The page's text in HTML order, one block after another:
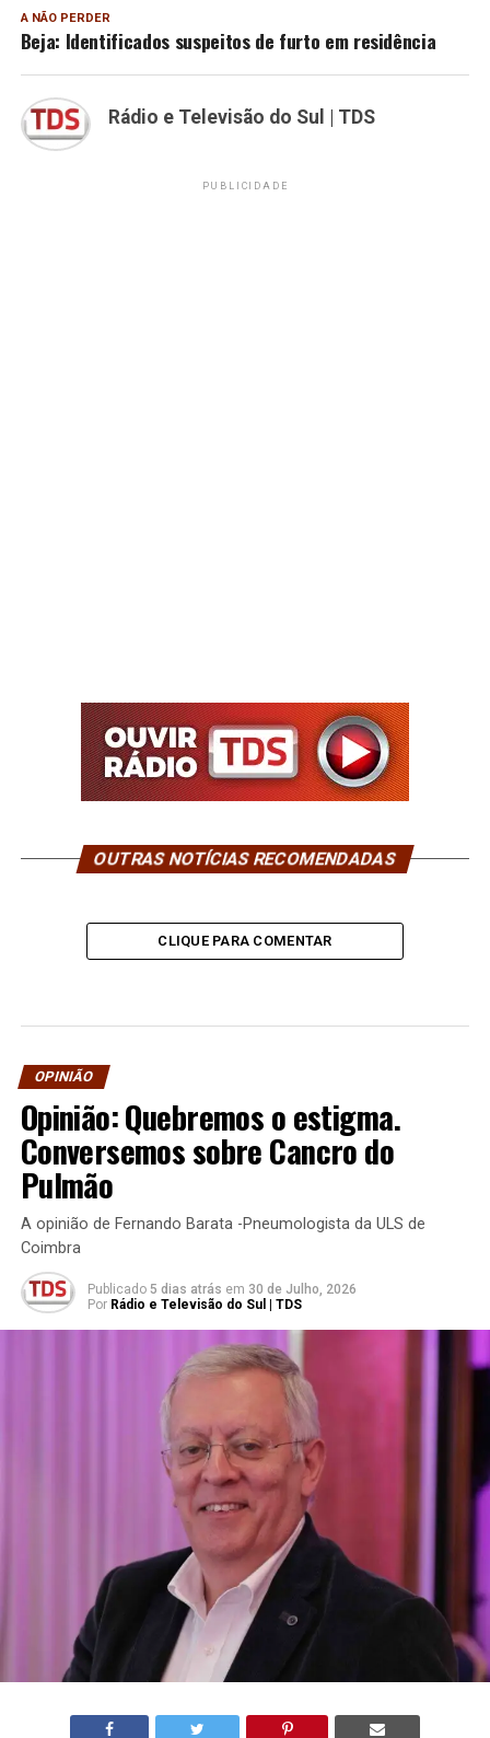
A NÃO PERDER
Beja: Identificados suspeitos de furto em residência
Rádio e Televisão do Sul | TDS
PUBLICIDADE
OUTRAS NOTÍCIAS RECOMENDADAS
CLIQUE PARA COMENTAR
OPINIÃO
Opinião: Quebremos o estigma.
Conversemos sobre Cancro do
Pulmão
A opinião de Fernando Barata -Pneumologista da ULS de
Coimbra
Publicado 5 dias atrás em 30 de Julho, 2026
Por Rádio e Televisão do Sul | TDS